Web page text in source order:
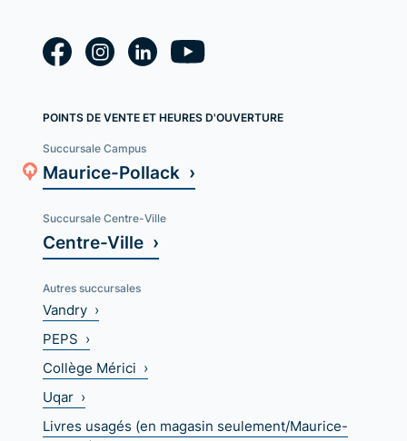
POINTS DE VENTE ET HEURES D'OUVERTURE
Succursale Campus
Maurice-Pollack ›
Succursale Centre-Ville
Centre-Ville ›
Autres succursales
Vandry ›
PEPS ›
Collège Mérici ›
Uqar ›
Livres usagés (en magasin seulement/Maurice-